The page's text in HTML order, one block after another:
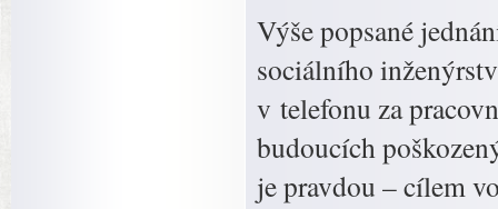
Výše popsané
sociálního
v telefonu za
budoucích
je pravdou – cílem